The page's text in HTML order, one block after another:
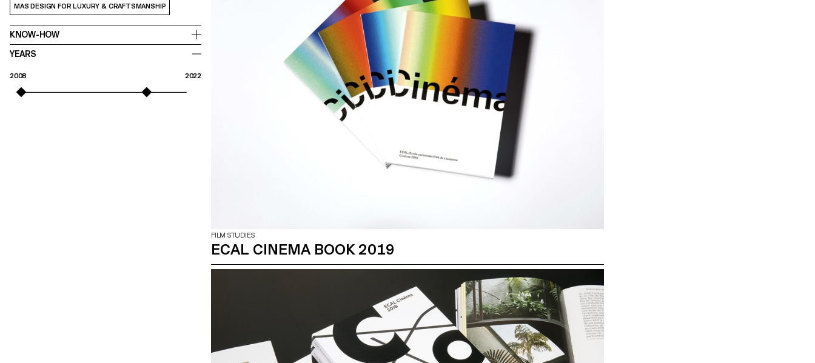
MAS DESIGN FOR LUXURY & CRAFTSMANSHIP
KNOW-HOW
YEARS
2008 2022
FILM STUDIES
ECAL CINEMA BOOK 2019